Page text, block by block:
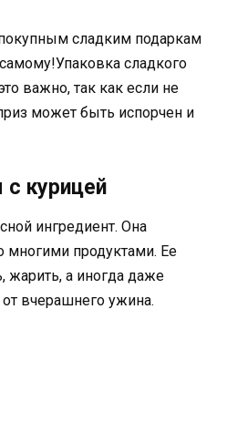
покупным сладким подаркам
сладкого
важно, так как если не
может быть испорчен и
курицей
ингредиент. Она
многими продуктами. Ее
жарить, а иногда даже
от вчерашнего ужина.